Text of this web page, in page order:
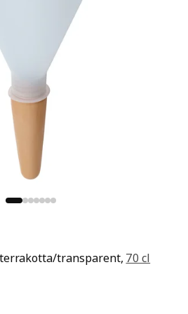
transparent, 70 cl